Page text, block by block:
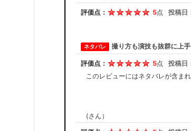
評価点：
5点 投稿日
ネタバレ 撮り方も演技も抜群に上手
評価点： 5点 投稿日
このレビューにはネタバレが含まれ
(さん）